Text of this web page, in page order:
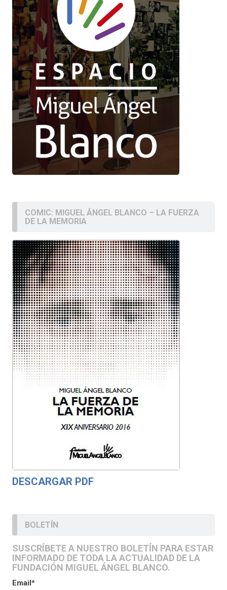
COMIC: MIGUEL ÁNGEL BLANCO – LA FUERZA
DE LA MEMORIA
DESCARGAR PDF
BOLETÍN
SUSCRÍBETE A NUESTRO BOLETÍN PARA ESTAR
INFORMADO DE TODA LA ACTUALIDAD DE LA
FUNDACIÓN MIGUEL ÁNGEL BLANCO.
Email*